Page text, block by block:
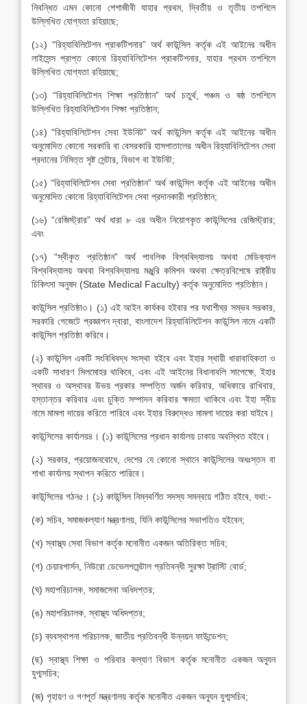
নিবন্ধিত এমন কোনো পেশাজীবী যাহার প্রথম, দ্বিতীয় ও তৃতীয় তপশিলে
উল্লিখিত যোগ্যতা রহিয়াছে;
(১২) “রিহ্যাবিলিটেশন প্রাকটিশনার” অর্থ কাউন্সিল কর্তৃক এই আইনের অধীন
লাইসেন্স প্রাপ্ত কোনো রিহ্যাবিলিটেশন প্রাকটিশনার, যাহার প্রথম তপশিলে
উল্লিখিত যোগ্যতা রহিয়াছে;
(১৩) “রিহ্যাবিলিটেশন শিক্ষা প্রতিষ্ঠান” অর্থ চতুর্থ, পঞ্চম ও ষষ্ঠ তপশিলে
উল্লিখিত রিহ্যাবিলিটেশন শিক্ষা প্রতিষ্ঠান;
(১৪) “রিহ্যাবিলিটেশন সেবা ইউনিট” অর্থ কাউন্সিল কর্তৃক এই আইনের অধীন
অনুমোদিত কোনো সরকারি বা বেসরকারি হাসপাতালের অধীন রিহ্যাবিলিটেশন সেবা
প্রদানের নিমিত্ত সৃষ্ট সেন্টার, বিভাগ বা ইউনিট;
(১৫) “রিহ্যাবিলিটেশন সেবা প্রতিষ্ঠান” অর্থ কাউন্সিল কর্তৃক এই আইনের অধীন
অনুমোদিত কোনো রিহ্যাবিলিটেশন সেবা প্রদানকারী প্রতিষ্ঠান;
(১৬) “রেজিস্ট্রার” অর্থ ধারা ৮ এর অধীন নিয়োগকৃত কাউন্সিলের রেজিস্ট্রার;
এবং
(১৭) “স্বীকৃত প্রতিষ্ঠান” অর্থ পাবলিক বিশ্ববিদ্যালয় অথবা মেডিক্যাল
বিশ্ববিদ্যালয় অথবা বিশ্ববিদ্যালয় মঞ্জুরি কমিশন অথবা ক্ষেত্রবিশেষে রাষ্ট্রীয়
চিকিৎসা অনুষদ (State Medical Faculty) কর্তৃক অনুমোদিত প্রতিষ্ঠান।
কাউন্সিল প্রতিষ্ঠা৩। (১) এই আইন কার্যকর হইবার পর যথাশীঘ্র সম্ভব সরকার,
সরকারি গেজেটে প্রজ্ঞাপন দ্বারা, বাংলাদেশ রিহ্যাবিলিটেশন কাউন্সিল নামে একটি
কাউন্সিল প্রতিষ্ঠা করিবে।
(২) কাউন্সিল একটি সংবিধিবদ্ধ সংস্থা হইবে এবং ইহার স্থায়ী ধারাবাহিকতা ও
একটি সাধারণ সিলমোহর থাকিবে, এবং এই আইনের বিধানাবলি সাপেক্ষে, ইহার
স্থাবর ও অস্থাবর উভয় প্রকার সম্পত্তি অর্জন করিবার, অধিকারে রাখিবার,
হস্তান্তর করিবার এবং চুক্তি সম্পাদন করিবার ক্ষমতা থাকিবে এবং ইহা স্বীয়
নামে মামলা দায়ের করিতে পারিবে এবং ইহার বিরুদ্ধেও মামলা দায়ের করা যাইবে।
কাউন্সিলের কার্যালয়৪। (১) কাউন্সিলের প্রধান কার্যালয় ঢাকায় অবস্থিত হইবে।
(২) সরকার, প্রয়োজনবোধে, দেশের যে কোনো স্থানে কাউন্সিলের অধঃস্তন বা
শাখা কার্যালয় স্থাপন করিতে পারিবে।
কাউন্সিলের গঠন৫। (১) কাউন্সিল নিম্নবর্ণিত সদস্য সমন্বয়ে গঠিত হইবে, যথা:-
(ক) সচিব, সমাজকল্যাণ মন্ত্রণালয়, যিনি কাউন্সিলের সভাপতিও হইবেন;
(খ) স্বাস্থ্য সেবা বিভাগ কর্তৃক মনোনীত একজন অতিরিক্ত সচিব;
(গ) চেয়ারপার্সন, নিউরো ডেভেলপমেন্টাল প্রতিবন্ধী সুরক্ষা ট্রাস্টি বোর্ড;
(ঘ) মহাপরিচালক, সমাজসেবা অধিদপ্তর;
(ঙ) মহাপরিচালক, স্বাস্থ্য অধিদপ্তর;
(চ) ব্যবস্থাপনা পরিচালক, জাতীয় প্রতিবন্ধী উন্নয়ন ফাউন্ডেশন;
(ছ) স্বাস্থ্য শিক্ষা ও পরিবার কল্যাণ বিভাগ কর্তৃক মনোনীত একজন অন্যূন
যুগ্মসচিব;
(জ) গৃহায়ণ ও গণপূর্ত মন্ত্রণালয় কর্তৃক মনোনীত একজন অন্যূন যুগ্মসচিব;